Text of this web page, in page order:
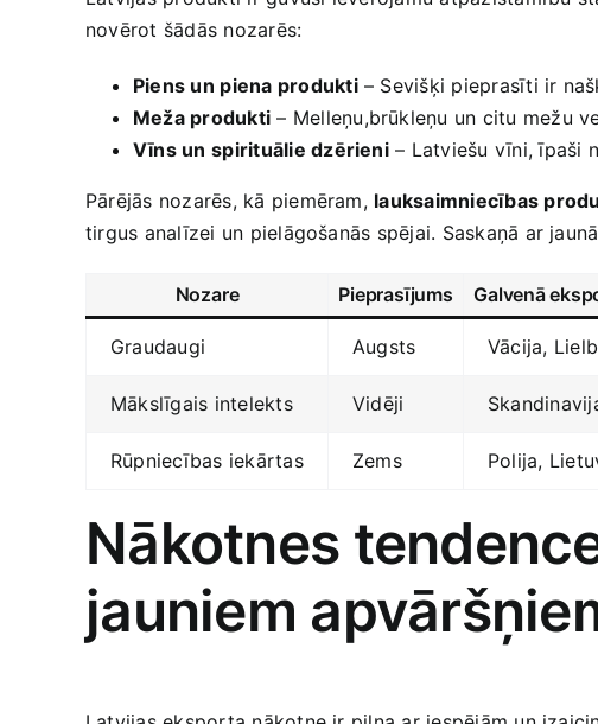
novērot šādās nozarēs:
Piens un⁤ piena produkti– Sevišķi pieprasīti ir
Meža produkti – Melleņu,brūkleņu un citu ‌mežu
Vīns un⁢ spirituālie ‌dzērieni– Latviešu vīni, īpaši
Pārējās nozarēs, kā piemēram, lauksaimniecības
tirgus analīzei un pielāgošanās ‍spējai. Saskaņā‌ ar
Nozare Pieprasījums Galvenā
Graudaugi Augsts Vācija,
Mākslīgais intelekts Vidēji
Rūpniecības iekārtas Zems Polija,
Nākotnes
jauniem